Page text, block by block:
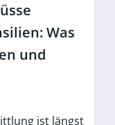
Was
und
ist längst